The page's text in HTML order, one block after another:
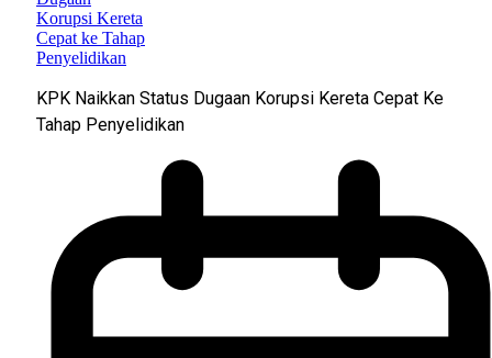
KPK Naikkan Status Dugaan Korupsi Kereta Cepat Ke
Tahap Penyelidikan